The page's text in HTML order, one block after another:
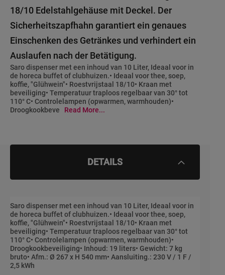
18/10 Edelstahlgehäuse mit Deckel. Der
Sicherheitszapfhahn garantiert ein genaues
Einschenken des Getränkes und verhindert ein
Auslaufen nach der Betätigung.
Saro dispenser met een inhoud van 10 Liter, Ideaal voor in
de horeca buffet of clubhuizen.• Ideaal voor thee, soep,
koffie, "Glühwein"• Roestvrijstaal 18/10• Kraan met
beveiliging• Temperatuur traploos regelbaar van 30° tot
110° C• Controlelampen (opwarmen, warmhouden)•
Droogkookbeve Read More...
DETAILS
Saro dispenser met een inhoud van 10 Liter, Ideaal voor in
de horeca buffet of clubhuizen.• Ideaal voor thee, soep,
koffie, "Glühwein"• Roestvrijstaal 18/10• Kraan met
beveiliging• Temperatuur traploos regelbaar van 30° tot
110° C• Controlelampen (opwarmen, warmhouden)•
Droogkookbeveiliging• Inhoud: 19 liters• Gewicht: 7 kg
bruto• Afm.: Ø 267 x H 540 mm• Aansluiting.: 230 V / 1 F /
2,5 kWh